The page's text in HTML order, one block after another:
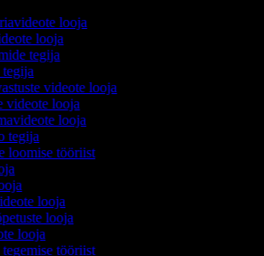
looja
looja
tegija
tegija
videote looja
videote looja
looja
tegija
loomise tööriist
looja
looja
looja
tööriist